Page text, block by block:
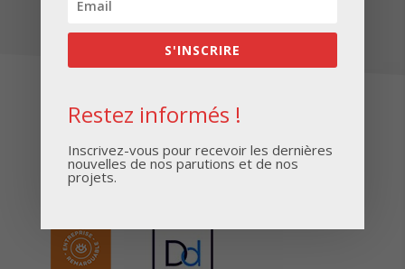
S'INSCRIRE
Restez informés !
Inscrivez-vous pour recevoir les dernières
nouvelles de nos parutions et de nos
projets.